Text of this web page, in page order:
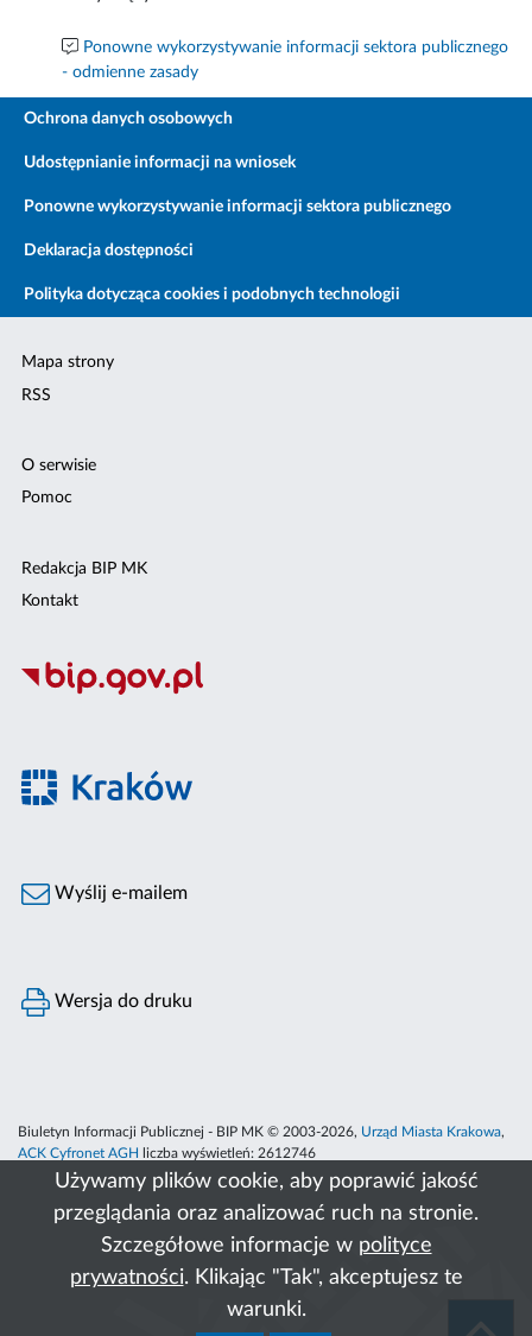
Używamy plików cookie, aby poprawić jakość
przeglądania oraz analizować ruch na stronie.
Szczegółowe informacje w polityce
prywatności. Klikając "Tak", akceptujesz te
warunki.
Ponowne wykorzystywanie informacji sektora publicznego
- odmienne zasady
Ochrona danych osobowych
Udostępnianie informacji na wniosek
Ponowne wykorzystywanie informacji sektora publicznego
Deklaracja dostępności
Polityka dotycząca cookies i podobnych technologii
Mapa strony
RSS
O serwisie
Pomoc
Redakcja BIP MK
Kontakt
Wyślij e-mailem
Wersja do druku
Biuletyn Informacji Publicznej - BIP MK © 2003-2026, Urząd Miasta Krakowa,
ACK Cyfronet AGH
liczba wyświetleń: 2612746